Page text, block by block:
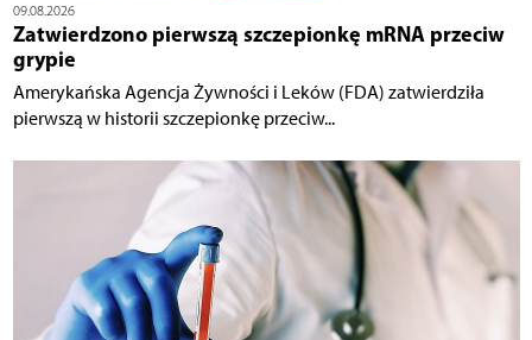
09.08.2026
Zatwierdzono pierwszą szczepionkę mRNA przeciw
grypie
Amerykańska Agencja Żywności i Leków (FDA) zatwierdziła
pierwszą w historii szczepionkę przeciw...